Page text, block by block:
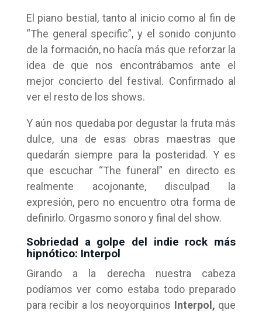
El piano bestial, tanto al inicio como al fin de
“The general specific”, y el sonido conjunto
de la formación, no hacía más que reforzar la
idea de que nos encontrábamos ante el
mejor concierto del festival. Confirmado al
ver el resto de los shows.
Y aún nos quedaba por degustar la fruta más
dulce, una de esas obras maestras que
quedarán siempre para la posteridad. Y es
que escuchar “The funeral” en directo es
realmente acojonante, disculpad la
expresión, pero no encuentro otra forma de
definirlo. Orgasmo sonoro y final del show.
Sobriedad a golpe del indie rock más
hipnótico: Interpol
Girando a la derecha nuestra cabeza
podíamos ver como estaba todo preparado
para recibir a los neoyorquinos Interpol, que